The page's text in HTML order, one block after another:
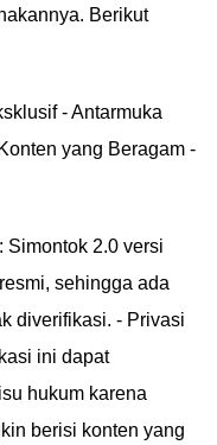
Berikut
- Antarmuka
yang Beragam -
Simontok 2.0 versi
sehingga ada
diverifikasi. - Privasi
ini dapat
hukum karena
berisi konten yang